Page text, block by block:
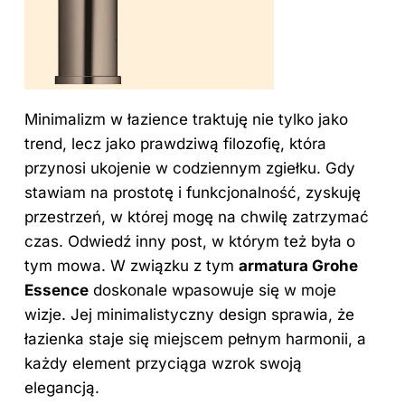
Minimalizm w łazience traktuję nie tylko jako
trend, lecz jako prawdziwą filozofię, która
przynosi ukojenie w codziennym zgiełku. Gdy
stawiam na prostotę i funkcjonalność, zyskuję
przestrzeń, w której mogę na chwilę zatrzymać
czas. Odwiedź inny post, w którym też była o
tym mowa. W związku z tym armatura Grohe
Essence doskonale wpasowuje się w moje
wizje. Jej minimalistyczny design sprawia, że
łazienka staje się miejscem pełnym harmonii, a
każdy element przyciąga wzrok swoją
elegancją.